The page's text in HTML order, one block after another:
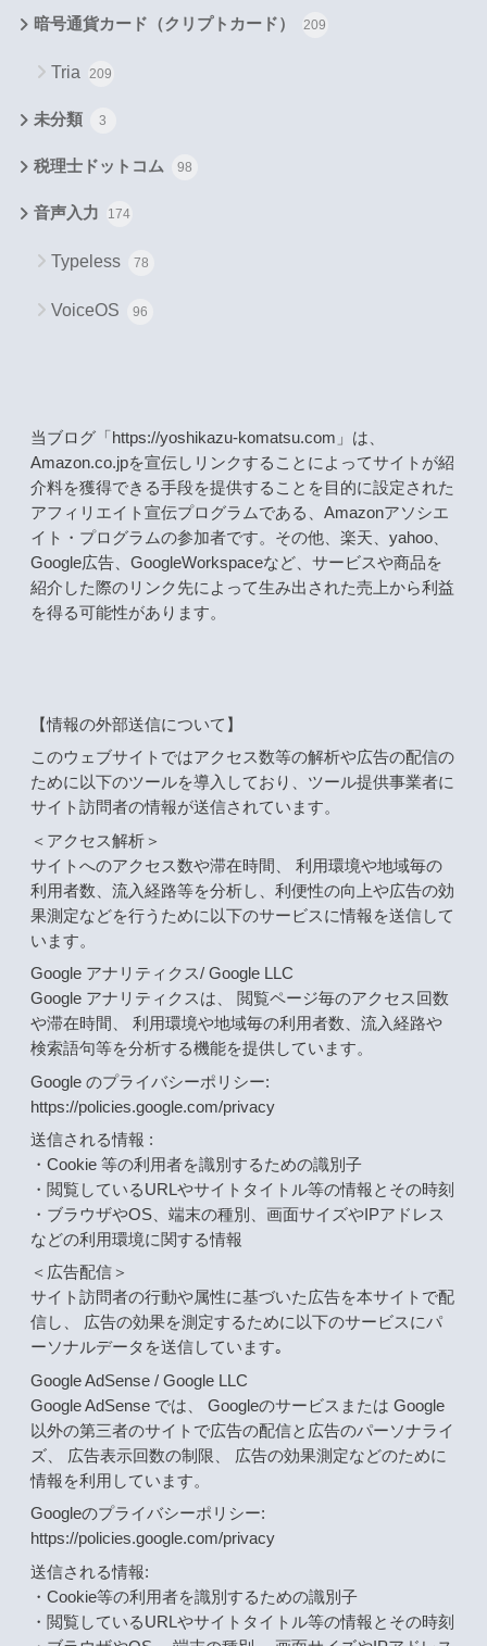
暗号通貨カード（クリプトカード） 209
Tria 209
未分類 3
税理士ドットコム 98
音声入力 174
Typeless 78
VoiceOS 96
当ブログ「https://yoshikazu-komatsu.com」は、
Amazon.co.jpを宣伝しリンクすることによってサイトが紹
介料を獲得できる手段を提供することを目的に設定された
アフィリエイト宣伝プログラムである、Amazonアソシエ
イト・プログラムの参加者です。その他、楽天、yahoo、
Google広告、GoogleWorkspaceなど、サービスや商品を
紹介した際のリンク先によって生み出された売上から利益
を得る可能性があります。
【情報の外部送信について】
このウェブサイトではアクセス数等の解析や広告の配信の
ために以下のツールを導入しており、ツール提供事業者に
サイト訪問者の情報が送信されています。
＜アクセス解析＞
サイトへのアクセス数や滞在時間、 利用環境や地域毎の
利用者数、流入経路等を分析し、利便性の向上や広告の効
果測定などを行うために以下のサービスに情報を送信して
います。
Google アナリティクス/ Google LLC
Google アナリティクスは、 閲覧ページ毎のアクセス回数
や滞在時間、 利用環境や地域毎の利用者数、流入経路や
検索語句等を分析する機能を提供しています。
Google のプライバシーポリシー:
https://policies.google.com/privacy
送信される情報 :
・Cookie 等の利用者を識別するための識別子
・閲覧しているURLやサイトタイトル等の情報とその時刻
・ブラウザやOS、端末の種別、画面サイズやIPアドレス
などの利用環境に関する情報
＜広告配信＞
サイト訪問者の行動や属性に基づいた広告を本サイトで配
信し、 広告の効果を測定するために以下のサービスにパ
ーソナルデータを送信しています｡
Google AdSense / Google LLC
Google AdSense では、 Googleのサービスまたは Google
以外の第三者のサイトで広告の配信と広告のパーソナライ
ズ、 広告表示回数の制限、 広告の効果測定などのために
情報を利用しています。
Googleのプライバシーポリシー:
https://policies.google.com/privacy
送信される情報:
・Cookie等の利用者を識別するための識別子
・閲覧しているURLやサイトタイトル等の情報とその時刻